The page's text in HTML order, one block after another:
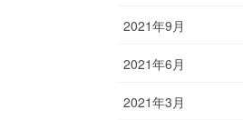
2021年9月
2021年6月
2021年3月